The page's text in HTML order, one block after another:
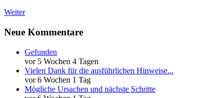
Weiter
Neue Kommentare
Gefunden
vor 5 Wochen 4 Tagen
Vielen Dank für die ausführlichen Hinweise...
vor 6 Wochen 1 Tag
Mögliche Ursachen und nächste Schritte